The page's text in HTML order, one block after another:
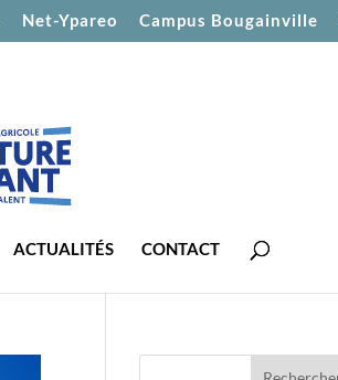
Net-Ypareo Campus Bougainville
ACTUALITÉS CONTACT